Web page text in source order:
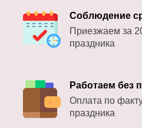
Соблюдение
Приезжаем за
праздника
Работаем без
Оплата по
праздника